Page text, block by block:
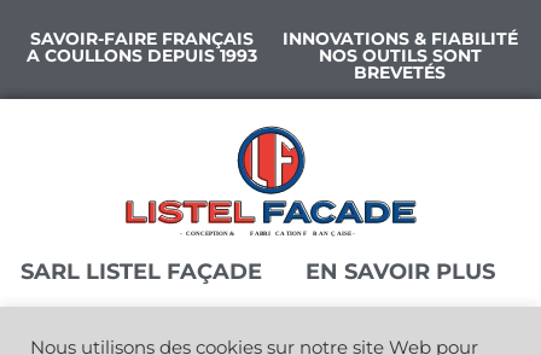
SAVOIR-FAIRE FRANÇAIS
A COULLONS DEPUIS 1993
INNOVATIONS & FIABILITÉ
NOS OUTILS SONT
BREVETÉS
SARL LISTEL FAÇADE EN SAVOIR PLUS
Nous utilisons des cookies sur notre site Web pour